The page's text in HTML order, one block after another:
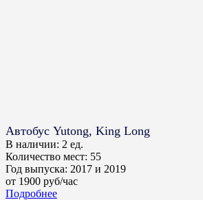
Автобус Yutong, King Long
В наличии: 2 ед.
Количество мест: 55
Год выпуска: 2017 и 2019
от 1900 руб/час
Подробнее